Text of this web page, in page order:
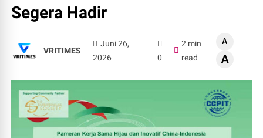
Segera Hadir
VRITIMES
Juni 26,
2026
0
2 min
read
A
A